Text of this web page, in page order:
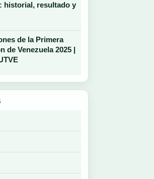
historial, resultado y
de la Primera
de Venezuela 2025 |